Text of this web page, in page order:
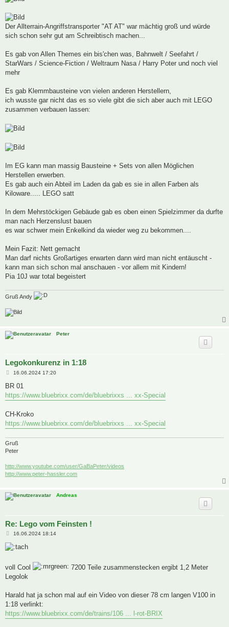
Der Allterrain-Angriffstransporter "AT AT" war mächtig groß und würde
sich schon sehr gut am Schreibtisch machen...
Es gab von Allen Themes ein bis'chen was, Bahnwelt / Seefahrt /
StarWars / Science-Fiction / Weltraum Nasa / Harry Poter und noch viel
mehr
Es gab Klemmbausteine von vielen anderen Herstellern,
ich wusste gar nicht das es so viele gibt die sich aber auch mit LEGO
zusammen verbauen lassen:
Im EG kann man massig Bausteine + Sets von allen Möglichen
Herstellen erwerben.
Es gab auch ein Abteil im Laden da gab es sie in allen Farben als
Kiloware..... LEGO satt
In dem Mehrstöckigen Gebäude gab es oben einen Spielzimmer da durfte
man nach Herzenslust bauen
es war schwer mein Enkelkind da wieder weg zu bekommen....
Mein Fazit: Nett gemacht
Man darf nichts Großartiges erwarten dann wird man nicht entäuscht -
kann man sich schon mal anschauen - vor allem mit Kindern!
Pia 10J war total begeistert
Gruß Andy
Peter
Legokonkurenz in 1:18
B
i
r
16.06.2024 17:20
BR 01
https://www.bluebrixx.com/de/bluebrixxs ... xx-Special
CH-Kroko
https://www.bluebrixx.com/de/bluebrixxs ... xx-Special
Gruß
Peter
http://www.youtube.com/user/GaBaPeter/videos
http://www.peter-hassler.com
Andreas
Re: Lego vom Feinsten !
B
i
t
a
g
16.06.2024 18:14
voll Cool
7200 Teile zusammenstecken ergibt 1,2 Meter
Legolok
Harald hat ja schon mal auf ein Video von dieser 78 cm langen V100 in
1:18 verlinkt:
https://www.bluebrixx.com/de/trains/106 ... l-rot-BRIX